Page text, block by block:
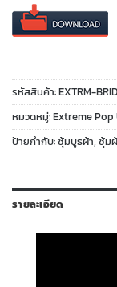
รหัสสินค้า:EXTRM-
หมวดหมู่:Extreme
ป้ายกำกับ:ซุ้มบูธผ้า, ซุ้ม
รายละเอียด